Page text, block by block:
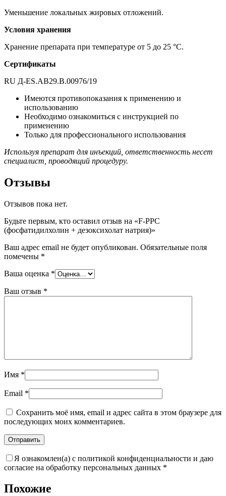
Уменьшение локальных жировых отложений.
Условия хранения
Хранение препарата при температуре от 5 до 25 °С.
Сертификаты
RU Д-ES.AB29.B.00976/19
Имеются противопоказания к применению и
использованию
Необходимо ознакомиться с инструкцией по
применению
Только для профессионального использования
Используя препарат для инъекций, ответственность несет
специалист, проводящий процедуру.
Отзывы
Отзывов пока нет.
Будьте первым, кто оставил отзыв на «F-PPC
(фосфатидилхолин + дезоксихолат натрия)»
Ваш адрес email не будет опубликован. Обязательные поля
помечены *
Ваша оценка *
Ваш отзыв *
Имя *
Email *
Сохранить моё имя, email и адрес сайта в этом браузере для
последующих моих комментариев.
Я ознакомлен(а) с политикой конфиденциальности и даю
согласие на обработку персональных данных *
Похожие